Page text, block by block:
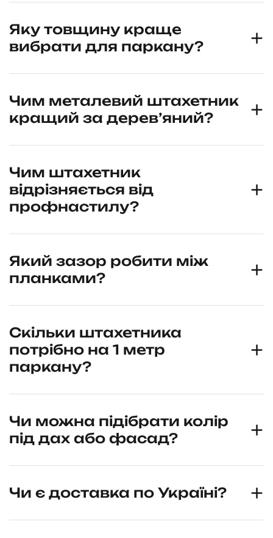
Яку товщину краще
вибрати для паркану?
Чим металевий штахетник
кращий за дерев’яний?
Чим штахетник
відрізняється від
профнастилу?
Який зазор робити між
планками?
Скільки штахетника
потрібно на 1 метр
паркану?
Чи можна підібрати колір
під дах або фасад?
Чи є доставка по Україні?